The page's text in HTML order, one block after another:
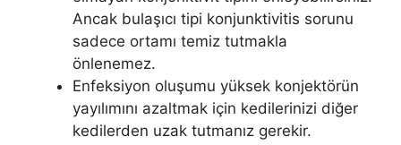
Ancak bulaşıcı tipi konjunktivitis sorunu
sadece ortamı temiz tutmakla
önlenemez.
Enfeksiyon oluşumu yüksek konjektörün
yayılımını azaltmak için kedilerinizi diğer
kedilerden uzak tutmanız gerekir.